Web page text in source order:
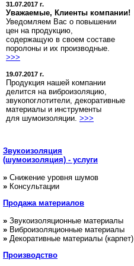
31.07.2017 г.
Уважаемые, Клиенты компании!
Уведомляем Вас о повышении
цен на продукцию,
содержащую в своем составе
поролоны и их производные.
>>>
19.07.2017 г.
Продукция нашей компании
делится на виброизоляцию,
звукопоглотители, декоративные
материалы и инструменты
для шумоизоляции. >>>
Звукоизоляция
(шумоизоляция) - услуги
» Снижение уровня шумов
» Консультации
Продажаматериалов
» Звукоизоляционные материалы
» Виброизоляционные материалы
» Декоративные материалы (карпет)
Производство